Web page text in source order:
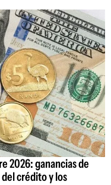
2026: ganancias de
crédito y los